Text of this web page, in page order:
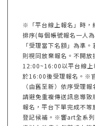
※「平台線上報名」時，
排序(每個帳號報名一人
「受理當下名額」為準
則視同放棄報名。不開
12:00~16:00以平台線上
於16:00後受理報名。※
（由舊至新）依序受理
請避免重複傳送訊息導
報名，平台下單完成不
登記候補。※響art全系